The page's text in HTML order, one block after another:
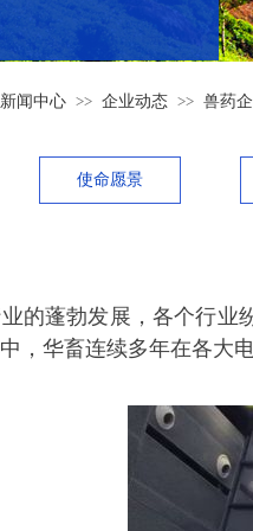
新闻中心 >> 企业动态 >> 兽药
使命愿景
的蓬勃发展，各个行业
，华畜连续多年在各大